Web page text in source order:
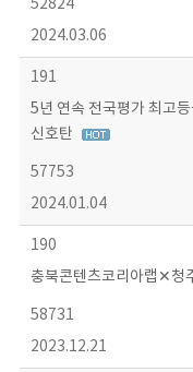
52824
2024.03.06
191
5년 연속 전국평가 최고
신호탄
57753
2024.01.04
190
충북콘텐츠코리아랩✕청
58731
2023.12.21